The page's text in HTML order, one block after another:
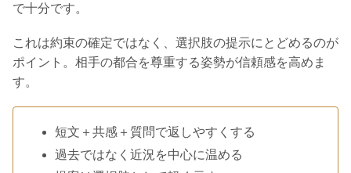
で十分です。
これは約束の確定ではなく、選択肢の提示にとどめるのが
ポイント。相手の都合を尊重する姿勢が信頼感を高めま
す。
短文＋共感＋質問で返しやすくする
過去ではなく近況を中心に温める